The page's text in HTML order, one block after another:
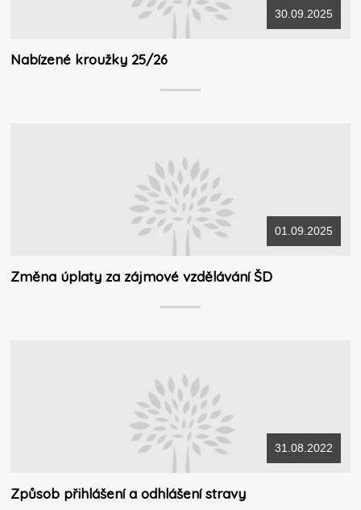
30.09.2025
Nabízené kroužky 25/26
01.09.2025
Změna úplaty za zájmové vzdělávání ŠD
31.08.2022
Způsob přihlášení a odhlášení stravy